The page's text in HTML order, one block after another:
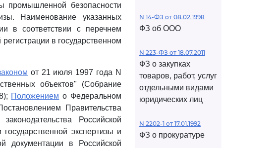
промышленной безопасности
Наименование указанных
в соответствии с перечнем
в государственном
от 21 июля 1997 года N
объектов" (Собрание
Положением о Федеральном
Правительства
Российской
экспертизы и
документации в Российской
N 14-ФЗ от 08.02.1998
ФЗ об ООО
N 223-ФЗ от 18.07.2011
ФЗ о закупках
товаров, работ, услуг
отдельными видами
юридических лиц
N 2202-1 от 17.01.1992
ФЗ о прокуратуре